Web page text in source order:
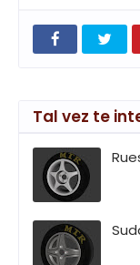
Tal vez te